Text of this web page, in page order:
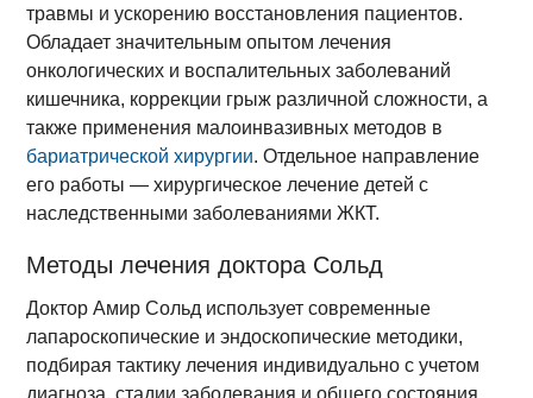
травмы и ускорению восстановления пациентов.
Обладает значительным опытом лечения
онкологических и воспалительных заболеваний
кишечника, коррекции грыж различной сложности, а
также применения малоинвазивных методов в
бариатрической хирургии. Отдельное направление
его работы — хирургическое лечение детей с
наследственными заболеваниями ЖКТ.
Методы лечения доктора Сольд
Доктор Амир Сольд использует современные
лапароскопические и эндоскопические методики,
подбирая тактику лечения индивидуально с учетом
диагноза, стадии заболевания и общего состояния